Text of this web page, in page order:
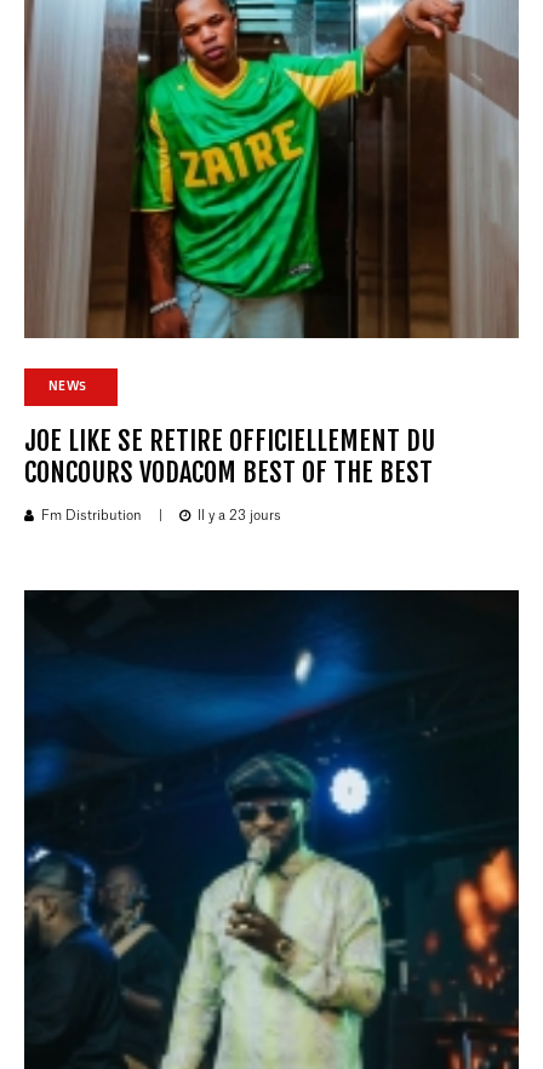
NEWS
JOE LIKE SE RETIRE OFFICIELLEMENT DU
CONCOURS VODACOM BEST OF THE BEST
Fm Distribution Il y a 23 jours